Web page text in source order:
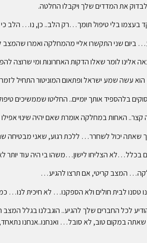
את המדדים שלך ויקבלו החלטה.
בלי טיפול תומך…רק הלב.. כן, נו… הלב כי
ביום שני התקשרו אליי מהמחלקה ואמרו שהמצב
אלינו לומר שאלו הדקות האחרונות ומי שרוצה
עשה שמע ישראל ופתאום המוניטור התחיל
בלהספיד אותך יומיים.. החליטו שממשיכים
קצר.. האחות במחלקה אומרת שאם יהיה שינוי
שאתה יכול לשחרר… ללכת רגוע, שאני
בכלל…לא הצליחו לישון…משהו בי היה עוד יותר
טסנו לבית חולים ולא הספקנו… לא חיכית
לכל החברים שלך להגיע.. הוגבלנו בגלל
במקום טוב, לא סובל… ואנחנו..אנחנו